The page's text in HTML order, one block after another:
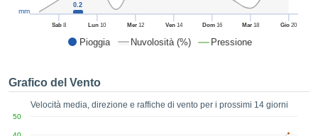
per
senza
clic sul
Pioggia Nuvolosità (%) Pressione
Sab8 Lun 10 Mer12 Ven14 Dom16 Mar18 Gio 20
mm
0.2
Grafico del Vento
Velocità media, direzione e raffiche di vento per i prossimi 14 giorni
50